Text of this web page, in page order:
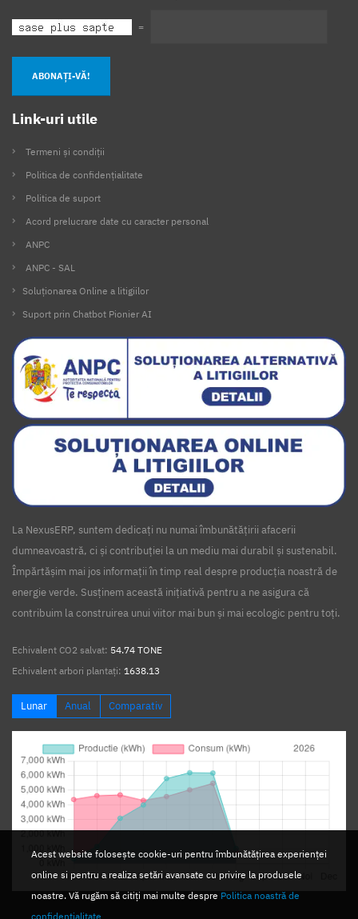
Acest website folosește cookie-uri pentru îmbunătățirea experienței
online si pentru a realiza setări avansate cu privire la produsele
noastre. Vă rugăm să citiți mai multe despre Politica noastră de
confidențialitate
=
ABONAȚI-VĂ!
Link-uri utile
Termeni și condiții
Politica de confidențialitate
Politica de suport
Acord prelucrare date cu caracter personal
ANPC
ANPC - SAL
Soluționarea Online a litigiilor
Suport prin Chatbot Pionier AI
La NexusERP, suntem dedicați nu numai îmbunătățirii afacerii
dumneavoastră, ci și contribuției la un mediu mai durabil și sustenabil.
Împărtășim mai jos informații în timp real despre producția noastră de
energie verde. Susținem această inițiativă pentru a ne asigura că
contribuim la construirea unui viitor mai bun și mai ecologic pentru toți.
Echivalent CO2 salvat: 54.74 TONE
Echivalent arbori plantați: 1638.13
Lunar Anual Comparativ